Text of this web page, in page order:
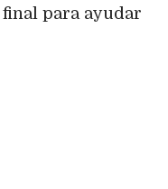
para ayudar